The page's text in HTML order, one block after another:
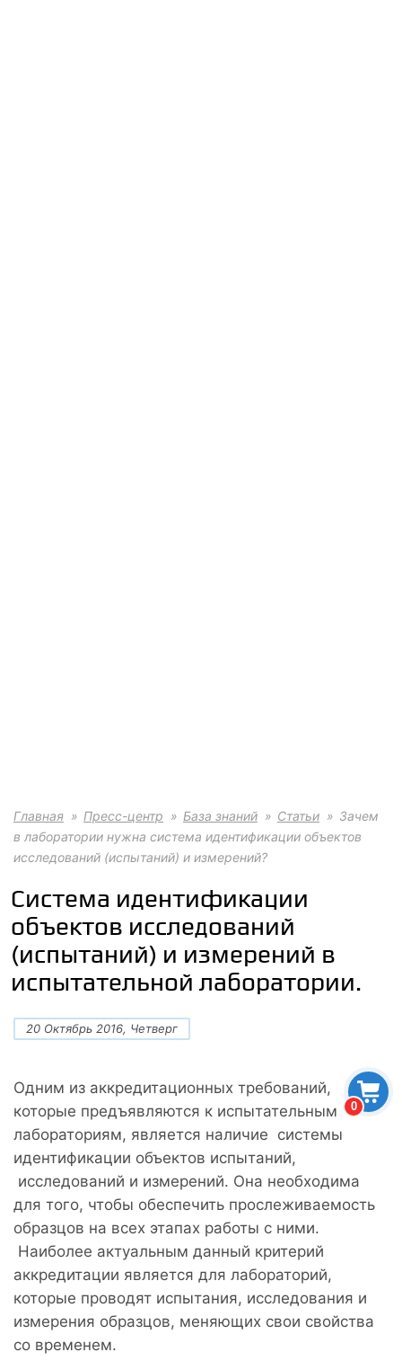
0
Главная Пресс-центр База знаний Статьи
Зачем
в лаборатории нужна система идентификации объектов
исследований (испытаний) и измерений?
Система идентификации
объектов исследований
(испытаний) и измерений в
испытательной лаборатории.
20 Октябрь 2016, Четверг
Одним из аккредитационных требований,
которые предъявляются к испытательным
лабораториям, является наличие системы
идентификации объектов испытаний,
исследований и измерений. Она необходима
для того, чтобы обеспечить прослеживаемость
образцов на всех этапах работы с ними.
Наиболее актуальным данный критерий
аккредитации является для лабораторий,
которые проводят испытания, исследования и
измерения образцов, меняющих свои свойства
со временем.